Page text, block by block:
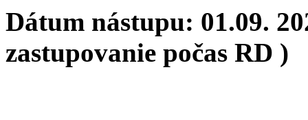
Dátum nástupu: 01.09.
zastupovanie počas RD )